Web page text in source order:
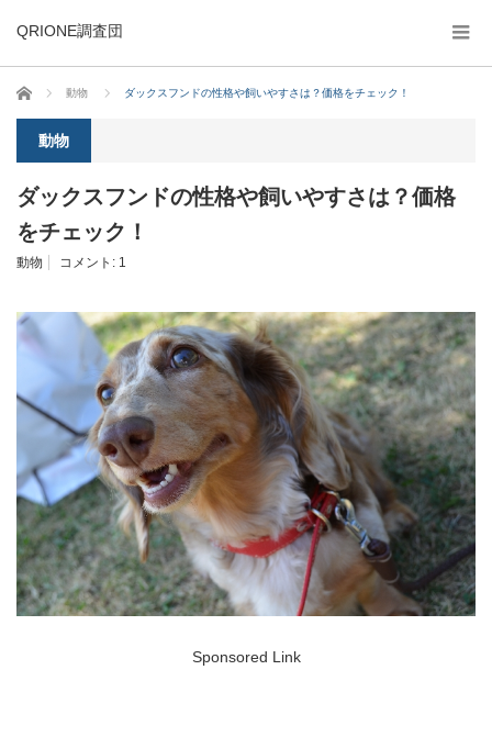
QRIONE調査団
ホーム 動物 ダックスフンドの性格や飼いやすさは？価格をチェック！
動物
ダックスフンドの性格や飼いやすさは？価格
をチェック！
動物 コメント: 1
Sponsored Link